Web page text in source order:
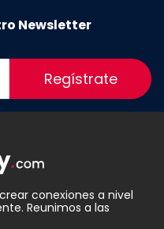
Newsletter
Regístrate
conexiones a nivel
Reunimos a las